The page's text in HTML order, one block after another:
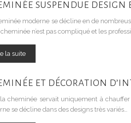
suspendue design
moderne se décline en de
cheminée n’est pas compliqué et les
la suite
et décoration
cheminée servait uniquement à
se décline dans des designs très variés…